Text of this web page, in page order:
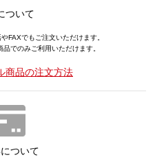
ついて
FAXでもご注文いただけます。
でのみご利用いただけます。
商品の注文方法
ついて